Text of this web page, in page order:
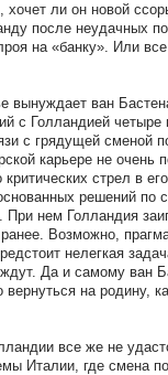
ли он новой
после неудачных
на «банку». Или
вынуждает ван
с Голландией
с грядущей сменой
карьере не
стрел в
решений по
При нем Голландия
Возможно,
нелегкая
Да и самому ван
на родину,
все же не
Италии, где смена